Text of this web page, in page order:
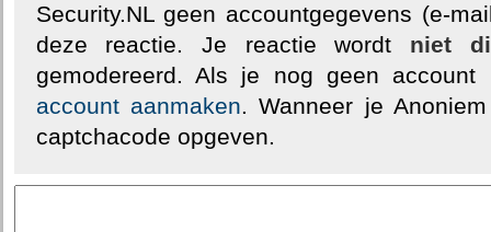
Security.NL geen accountgegevens (e-
deze reactie. Je reactie wordt niet
gemodereerd. Als je nog geen
account aanmaken. Wanneer je
captchacode opgeven.